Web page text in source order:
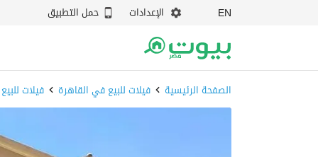
EN الإعدادات حمل التطبيق
الصفحة الرئيسية فيلات للبيع في القاهرة فيلات